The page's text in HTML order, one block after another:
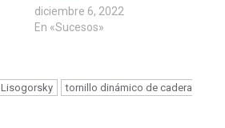
diciembre 6, 2022
En «Sucesos»
Lisogorsky
tornillo dinámico de cadera